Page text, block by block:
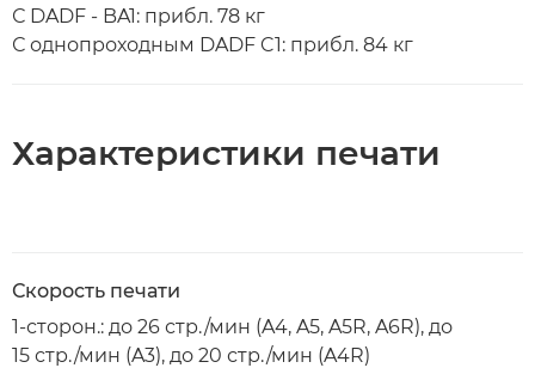
С DADF - BA1: прибл. 78 кг
С однопроходным DADF C1: прибл. 84 кг
Характеристики печати
Скорость печати
1-сторон.: до 26 стр./мин (A4, A5, A5R, A6R), до
15 стр./мин (A3), до 20 стр./мин (A4R)